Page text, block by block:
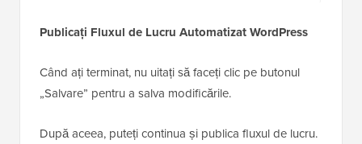
Publicați Fluxul de Lucru Automatizat WordPress
Când ați terminat, nu uitați să faceți clic pe butonul
„Salvare” pentru a salva modificările.
După aceea, puteți continua și publica fluxul de lucru.